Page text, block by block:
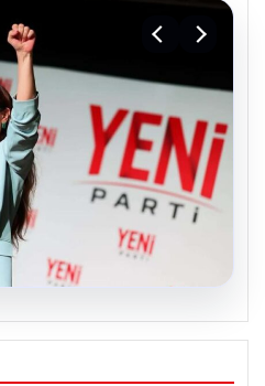
Başkanı İlksen